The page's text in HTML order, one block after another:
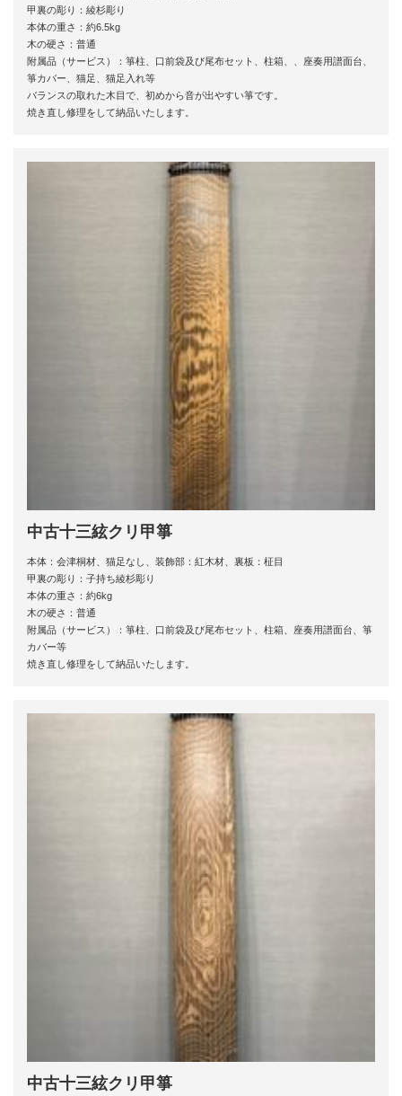
甲裏の彫り：綾杉彫り
本体の重さ：約6.5kg
木の硬さ：普通
附属品（サービス）：箏柱、口前袋及び尾布セット、柱箱、、座奏用譜面台、
箏カバー、猫足、猫足入れ等
バランスの取れた木目で、初めから音が出やすい箏です。
焼き直し修理をして納品いたします。
中古十三絃クリ甲箏
本体：会津桐材、猫足なし、装飾部：紅木材、裏板：柾目
甲裏の彫り：子持ち綾杉彫り
本体の重さ：約6kg
木の硬さ：普通
附属品（サービス）：箏柱、口前袋及び尾布セット、柱箱、座奏用譜面台、箏
カバー等
焼き直し修理をして納品いたします。
中古十三絃クリ甲箏